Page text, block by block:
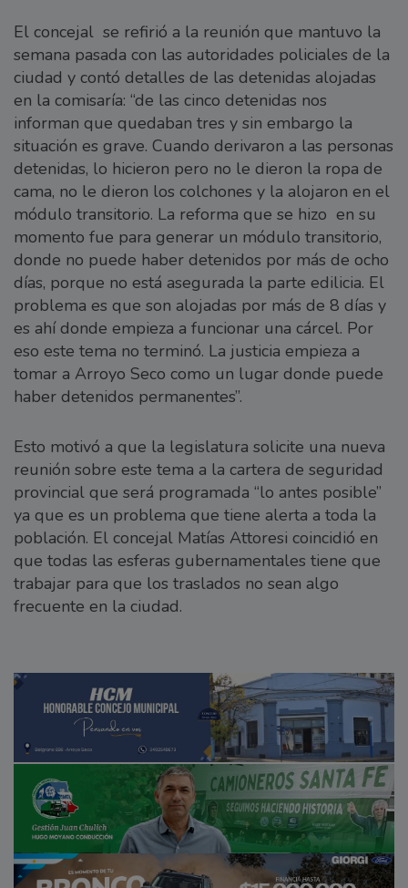
El concejal se refirió a la reunión que mantuvo la
semana pasada con las autoridades policiales de la
ciudad y contó detalles de las detenidas alojadas
en la comisaría: “de las cinco detenidas nos
informan que quedaban tres y sin embargo la
situación es grave. Cuando derivaron a las personas
detenidas, lo hicieron pero no le dieron la ropa de
cama, no le dieron los colchones y la alojaron en el
módulo transitorio. La reforma que se hizo en su
momento fue para generar un módulo transitorio,
donde no puede haber detenidos por más de ocho
días, porque no está asegurada la parte edilicia. El
problema es que son alojadas por más de 8 días y
es ahí donde empieza a funcionar una cárcel. Por
eso este tema no terminó. La justicia empieza a
tomar a Arroyo Seco como un lugar donde puede
haber detenidos permanentes”.
Esto motivó a que la legislatura solicite una nueva
reunión sobre este tema a la cartera de seguridad
provincial que será programada “lo antes posible”
ya que es un problema que tiene alerta a toda la
población. El concejal Matías Attoresi coincidió en
que todas las esferas gubernamentales tiene que
trabajar para que los traslados no sean algo
frecuente en la ciudad.